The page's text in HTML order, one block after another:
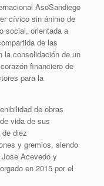
AsoSandiego
cívico sin ánimo de
social, orientada a
de las
la consolidación de un
financiero de
para la
de obras
vida de sus
diez
y gremios, siendo
Acevedo y
en 2015 por el